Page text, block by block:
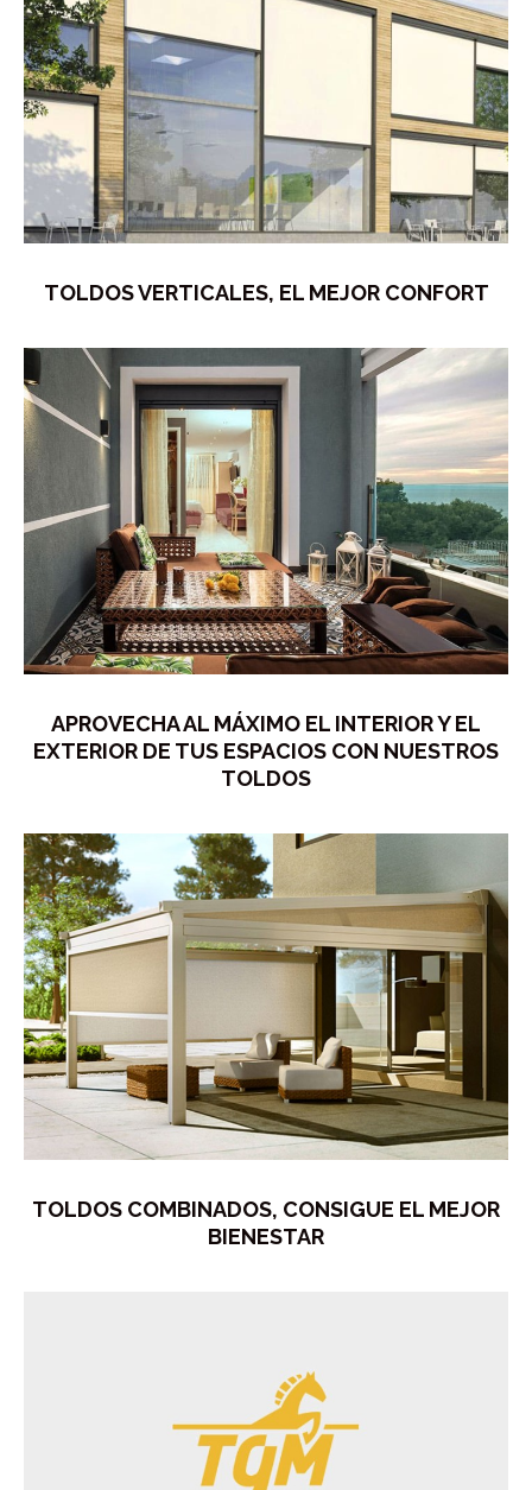
TOLDOS VERTICALES, EL MEJOR CONFORT
APROVECHA AL MÁXIMO EL INTERIOR Y EL
EXTERIOR DE TUS ESPACIOS CON NUESTROS
TOLDOS
TOLDOS COMBINADOS, CONSIGUE EL MEJOR
BIENESTAR